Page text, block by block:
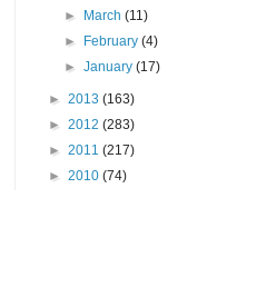
► March(11)
►
February(4)
►January(17)
► 2013 (163)
► 2012 (283)
► 2011 (217)
► 2010 (74)